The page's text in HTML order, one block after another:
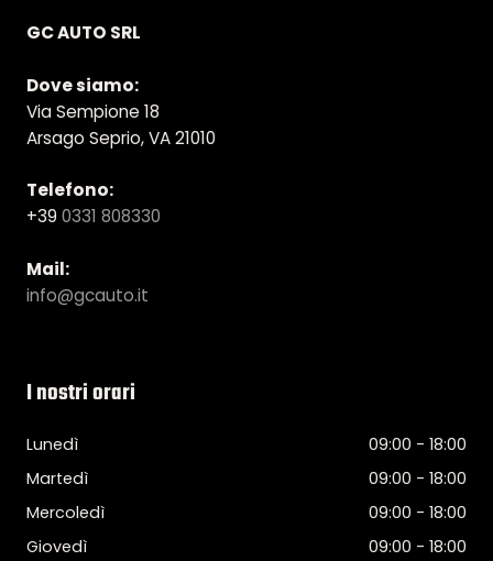
GC AUTO SRL
Dove siamo:
Via Sempione 18
Arsago Seprio, VA 21010
Telefono:
+39 0331 808330
Mail:
info@gcauto.it
I nostri orari
Lunedì
09:00 - 18:00
Martedì
09:00 - 18:00
Mercoledì
09:00 - 18:00
Giovedì
09:00 - 18:00